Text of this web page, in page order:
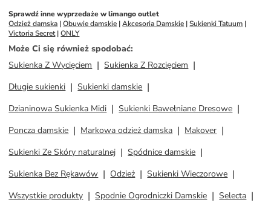
Sprawdź inne wyprzedaże w limango outlet
Odzież damska | Obuwie damskie | Akcesoria Damskie | Sukienki Tatuum
Victoria Secret | ONLY
Może Ci się również spodobać:
Sukienka Z Wycięciem
Sukienka Z Rozcięciem
Długie sukienki
Sukienki damskie
Dzianinowa Sukienka Midi
Sukienki Bawełniane Dresowe
Poncza damskie
Markowa odzież damska
Makover
Sukienki Ze Skóry naturalnej
Spódnice damskie
Sukienka Bez Rękawów
Odzież
Sukienki Wieczorowe
Wszystkie produkty
Spodnie Ogrodniczki Damskie
Selecta